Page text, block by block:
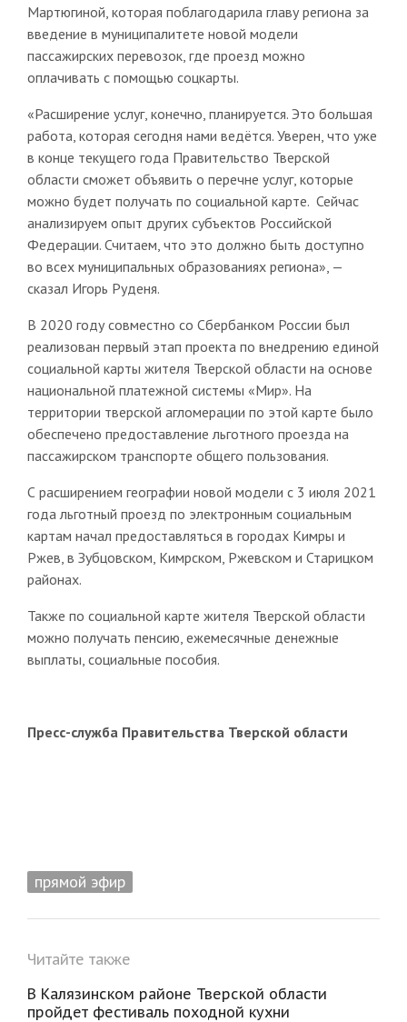
Мартюгиной, которая поблагодарила главу региона за
введение в муниципалитете новой модели
пассажирских перевозок, где проезд можно
оплачивать с помощью соцкарты.
«Расширение услуг, конечно, планируется. Это большая
работа, которая сегодня нами ведётся. Уверен, что уже
в конце текущего года Правительство Тверской
области сможет объявить о перечне услуг, которые
можно будет получать по социальной карте. Сейчас
анализируем опыт других субъектов Российской
Федерации. Считаем, что это должно быть доступно
во всех муниципальных образованиях региона», —
сказал Игорь Руденя.
В 2020 году совместно со Сбербанком России был
реализован первый этап проекта по внедрению единой
социальной карты жителя Тверской области на основе
национальной платежной системы «Мир». На
территории тверской агломерации по этой карте было
обеспечено предоставление льготного проезда на
пассажирском транспорте общего пользования.
С расширением географии новой модели с 3 июля 2021
года льготный проезд по электронным социальным
картам начал предоставляться в городах Кимры и
Ржев, в Зубцовском, Кимрском, Ржевском и Старицком
районах.
Также по социальной карте жителя Тверской области
можно получать пенсию, ежемесячные денежные
выплаты, социальные пособия.
Пресс-служба Правительства Тверской области
прямой эфир
Читайте также
В Калязинском районе Тверской области
пройдет фестиваль походной кухни